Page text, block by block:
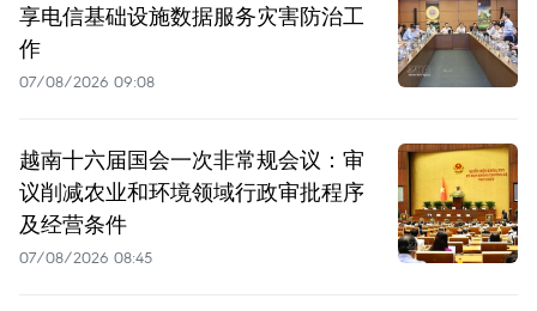
享电信基础设施数据服务灾害防治工
作
07/08/2026 09:08
越南十六届国会一次非常规会议：审
议削减农业和环境领域行政审批程序
及经营条件
07/08/2026 08:45